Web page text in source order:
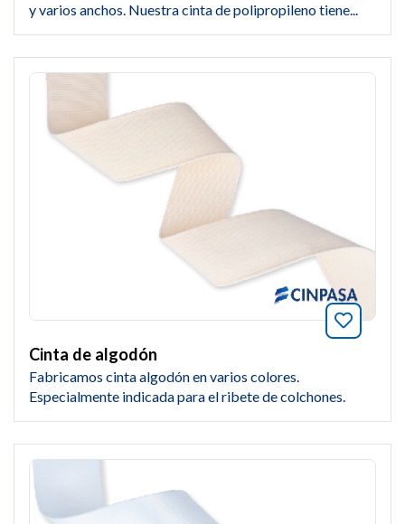
y varios anchos. Nuestra cinta de polipropileno tiene...
Añade
Cinta de algodón
Fabricamos cinta algodón en varios colores.
Especialmente indicada para el ribete de colchones.